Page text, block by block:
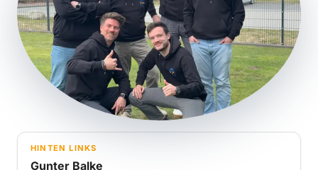
HINTEN LINKS
Gunter Balke